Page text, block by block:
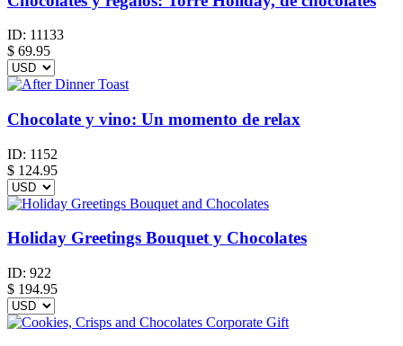
ID: 11133
$ 69.95
Chocolate y vino: Un momento de relax
ID: 1152
$ 124.95
Holiday Greetings Bouquet y Chocolates
ID: 922
$ 194.95